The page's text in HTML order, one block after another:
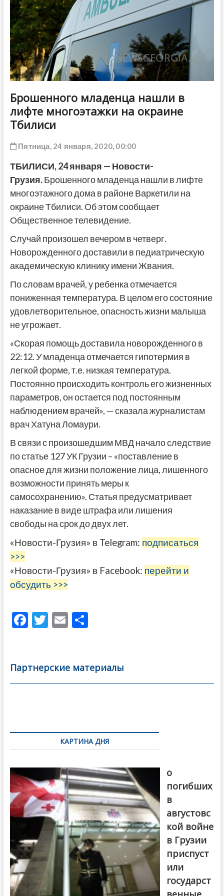
Брошенного младенца нашли в
лифте многоэтажки на окраине
Тбилиси
Пятница, 24 января, 2020, 00:00
ТБИЛИСИ, 24 января — Новости-
Грузия.Брошенного младенца нашли в лифте
многоэтажного дома в районе Варкетили на
окраине Тбилиси. Об этом сообщает
Общественное телевидение.
Случай произошел вечером в четверг.
Новорожденного доставили в педиатрическую
академическую клинику имени Жвания.
По словам врачей, у ребенка отмечается
пониженная температура. В целом его состояние
удовлетворительное, опасность жизни малыша
не угрожает.
«Скорая помощь доставила новорожденного в
22:12. У младенца отмечается гипотермия в
легкой форме, т.е. низкая температура.
Постоянно происходить контроль его жизненных
параметров, он остается под постоянным
наблюдением врачей», — сказала журналистам
врач Хатуна Ломаури.
В связи с произошедшим МВД начало следствие
по статье 127 УК Грузии – «поставление в
опасное для жизни положение лица, лишенного
возможности принять меры к
самосохранению». Статья предусматривает
наказание в виде штрафа или лишения
свободы на срок до двух лет.
«Новости-Грузия» в Telegram: подписаться
>>>
«Новости-Грузия» в Facebook: перейти и
обсудить >>>
F
b
o
T
er
E
l
О
а
в
Партнерские материалы
по
записямКАРТИНА ДНЯ
о
погибших
в
августовс
кой войне
в Грузии
приспуст
или
государст